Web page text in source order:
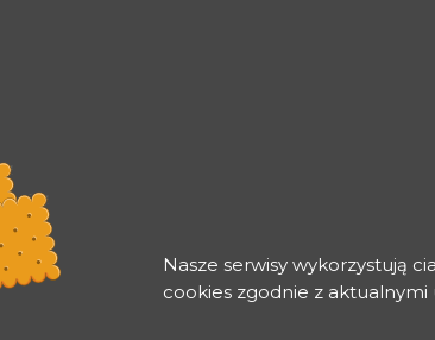
Nasze serwisy wykorzystują
cookies zgodnie z